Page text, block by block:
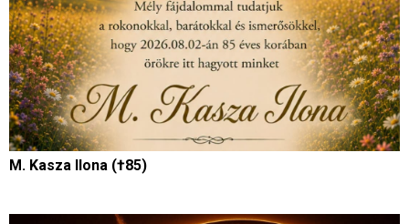
M. Kasza Ilona (†85)